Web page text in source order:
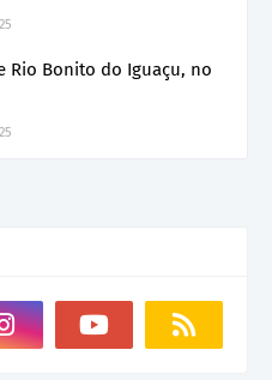
Rio Bonito do Iguaçu, no